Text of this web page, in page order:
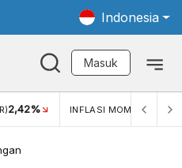
Indonesia
Masuk
2,42% INFLASI MOM (MAR)